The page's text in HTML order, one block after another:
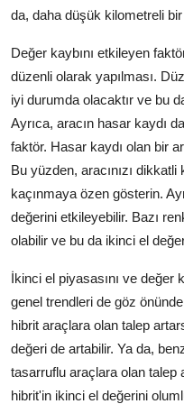
da, daha düşük kilometreli
Değer kaybını etkileyen
düzenli olarak yapılması.
iyi durumda olacaktır ve bu
Ayrıca, aracın hasar kaydı
faktör. Hasar kaydı olan bir
Bu yüzden, aracınızı
kaçınmaya özen gösterin.
değerini etkileyebilir. Bazı
olabilir ve bu da ikinci el
İkinci el piyasasını ve değer
genel trendleri de göz
hibrit araçlara olan talep
değeri de artabilir. Ya da,
tasarruflu araçlara olan talep
hibrit'in ikinci el değerini